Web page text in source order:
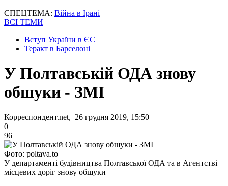
СПЕЦТЕМА: Війна в Ірані
ВСІ ТЕМИ
Вступ України в ЄС
Теракт в Барселоні
У Полтавській ОДА знову
обшуки - ЗМІ
Корреспондент.net, 26 грудня 2019, 15:50
0
96
Фото: poltava.to
У департаменті будівництва Полтавської ОДА та в Агентстві
місцевих доріг знову обшуки